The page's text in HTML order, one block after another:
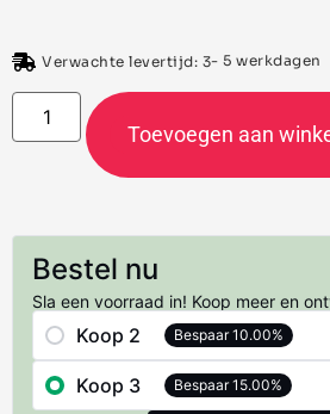
Verwachte levertijd: 3- 5 werkdagen
Toevoegen aan
Bestel nu
Sla een voorraad in! Koop meer en
Koop 2 Bespaar 10.00%
Koop 3 Bespaar 15.00%